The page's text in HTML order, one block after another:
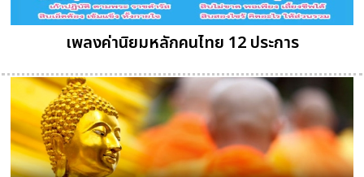
เพลงค่านิยมหลักคนไทย 12 ประการ